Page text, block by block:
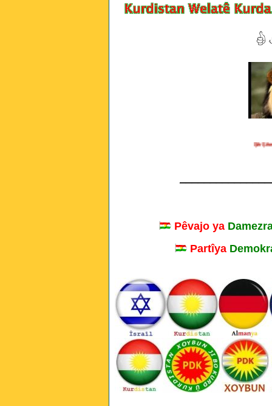
Şêr Şêre, Çi
Pêvajo ya
Partîya